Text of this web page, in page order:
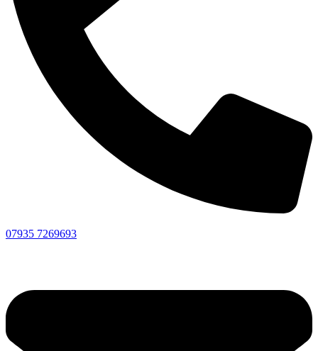
07935 7269693